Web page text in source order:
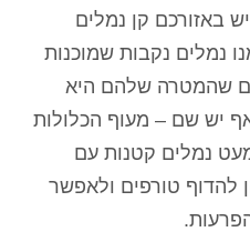
באזורכם קן נמלים
נמלים נקבות שמוכנות
שהמטרה שלהם היא
יש שם – מעוף הכלולות
נמלים קטנות עם
להדוף טורפים ולאפשר